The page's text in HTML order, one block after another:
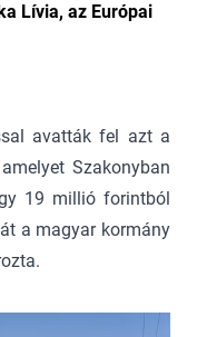
Lívia, az Európai
avatták fel azt a
Szakonyban
19 millió forintból
a magyar kormány